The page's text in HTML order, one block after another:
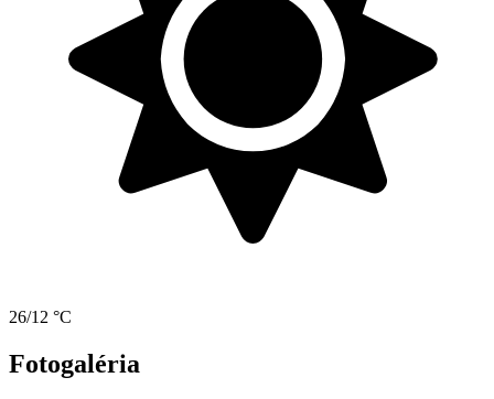
26/12 °C
Fotogaléria